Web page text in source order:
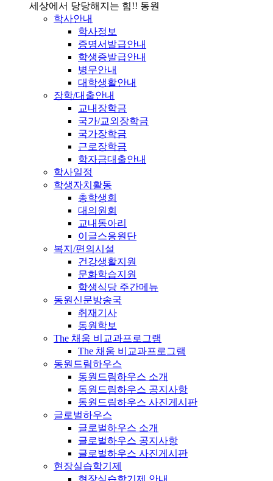
세상에서 당당해지는 힘!! 동원
학사안내
학사정보
증명서발급안내
학생증발급안내
병무안내
대학생활안내
장학/대출안내
교내장학금
국가/교외장학금
국가장학금
근로장학금
학자금대출안내
학사일정
학생자치활동
총학생회
대의원회
교내동아리
이글스응원단
복지/편의시설
건강생활지원
문화학습지원
학생식당 주간메뉴
동원신문방송국
취재기사
동원학보
The 채움 비교과프로그램
The 채움 비교과프로그램
동원드림하우스
동원드림하우스 소개
동원드림하우스 공지사항
동원드림하우스 사진게시판
글로벌하우스
글로벌하우스 소개
글로벌하우스 공지사항
글로벌하우스 사진게시판
현장실습학기제